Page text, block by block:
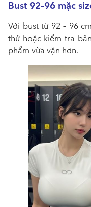
Bust 92–96 mặc
Với bust từ 92 – 96
thử hoặc kiểm tra
phẩm vừa vặn hơn.